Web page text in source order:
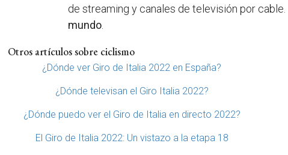
de streaming y canales de televisión por cable.
mundo.
Otros artículos sobre ciclismo
¿Dónde ver Giro de Italia 2022 en España?
¿Dónde televisan el Giro Italia 2022?
¿Dónde puedo ver el Giro de Italia en directo 2022?
El Giro de Italia 2022: Un vistazo a la etapa 18